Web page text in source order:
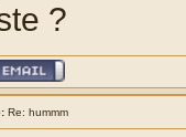
?
Re: hummm